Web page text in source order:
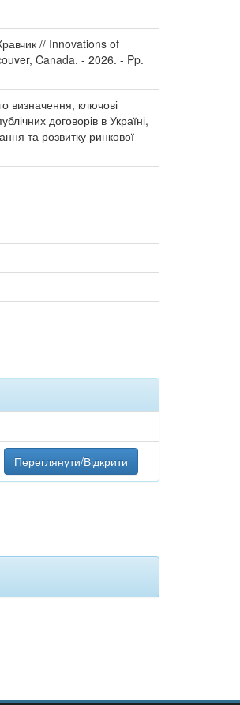
// Innovations of
Canada. - 2026. - Pp.
визначення, ключові
договорів в Україні,
та розвитку ринкової
Переглянути/Відкрити